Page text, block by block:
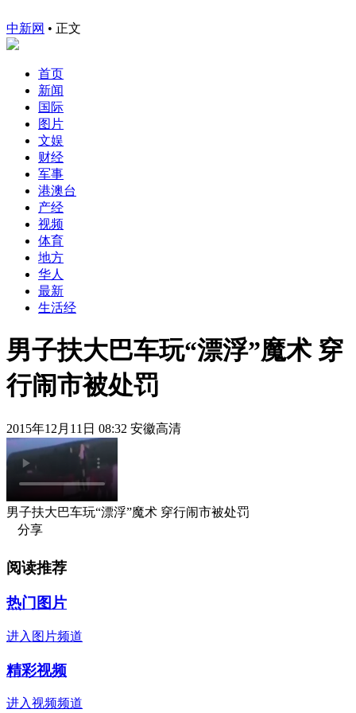
中新网 • 正文
首页
新闻
国际
图片
文娱
财经
军事
港澳台
产经
视频
体育
地方
华人
最新
生活经
男子扶大巴车玩“漂浮”魔术 穿
行闹市被处罚
2015年12月11日 08:32 安徽高清
男子扶大巴车玩“漂浮”魔术 穿行闹市被处罚
分享
阅读推荐
热门图片
进入图片频道
精彩视频
进入视频频道